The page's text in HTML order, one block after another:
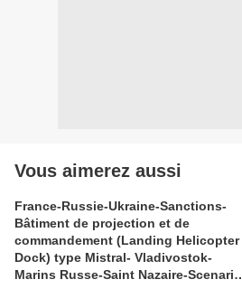
Vous aimerez aussi
France-Russie-Ukraine-Sanctions-
Bâtiment de projection et de
commandement (Landing Helicopter
Dock) type Mistral- Vladivostok-
Marins Russe-Saint Nazaire-Scenario